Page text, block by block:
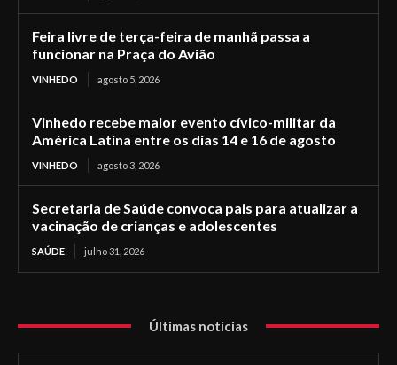
Feira livre de terça-feira de manhã passa a
funcionar na Praça do Avião
VINHEDO agosto 5, 2026
Vinhedo recebe maior evento cívico-militar da
América Latina entre os dias 14 e 16 de agosto
VINHEDO agosto 3, 2026
Secretaria de Saúde convoca pais para atualizar a
vacinação de crianças e adolescentes
SAÚDE julho 31, 2026
Últimas notícias